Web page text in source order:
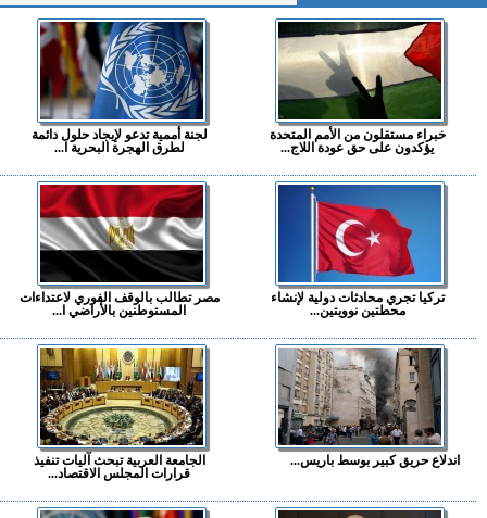
خبراء مستقلون من الأمم المتحدة
يؤكدون على حق عودة اللاج...
لجنة أممية تدعو لإيجاد حلول دائمة
لطرق الهجرة البحرية ا...
تركيا تجري محادثات دولية لإنشاء
محطتين نوويتين...
مصر تطالب بالوقف الفوري لاعتداءات
المستوطنين بالأراضي ا...
اندلاع حريق كبير بوسط باريس...
الجامعة العربية تبحث آليات تنفيذ
قرارات المجلس الاقتصاد...